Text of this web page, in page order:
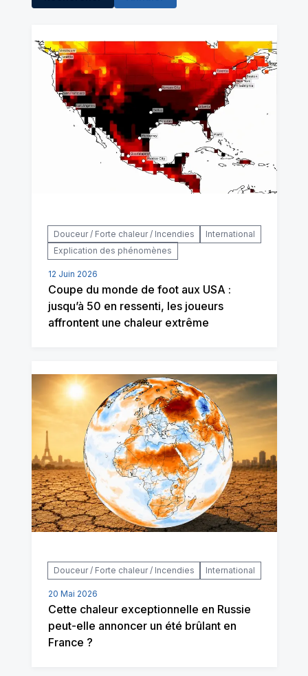
Douceur / Forte chaleur / Incendies
International
Explication des phénomènes
12 Juin 2026
Coupe du monde de foot aux USA :
jusqu’à 50 en ressenti, les joueurs
affrontent une chaleur extrême
Douceur / Forte chaleur / Incendies International
20 Mai 2026
Cette chaleur exceptionnelle en Russie
peut-elle annoncer un été brûlant en
France ?